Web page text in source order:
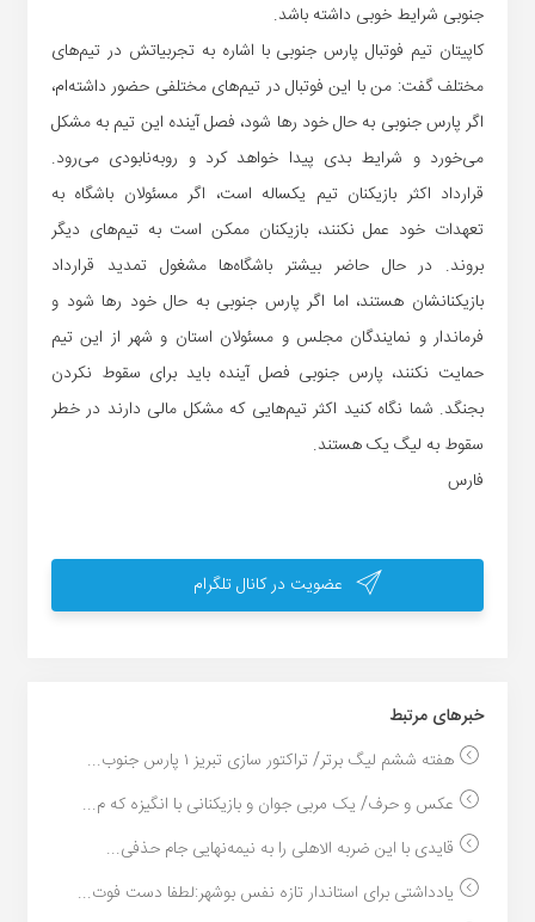
جنوبی شرایط خوبی داشته باشد.
کاپیتان تیم فوتبال پارس جنوبی با اشاره به تجربیاتش در تیم‌های
مختلف گفت: من با این فوتبال در تیم‌های مختلفی حضور داشته‌ام،
اگر پارس جنوبی به حال خود رها شود، فصل آینده این تیم به مشکل
می‌خورد و شرایط بدی پیدا خواهد کرد و روبه‌نابودی می‌رود.
قرارداد اکثر بازیکنان تیم یکساله است، اگر مسئولان باشگاه به
تعهدات خود عمل نکنند،‌ بازیکنان ممکن است به تیم‌های دیگر
بروند. در حال حاضر بیشتر باشگاه‌ها مشغول تمدید قرارداد
بازیکنانشان هستند، اما اگر پارس جنوبی به حال خود رها شود و
فرماندار و نمایندگان مجلس و مسئولان استان و شهر از این تیم
حمایت نکنند، پارس جنوبی فصل آینده باید برای سقوط نکردن
بجنگد. شما نگاه کنید اکثر تیم‌هایی که مشکل مالی دارند در خطر
سقوط به لیگ یک هستند.
فارس
عضویت در کانال تلگرام
خبر‌های مرتبط
هفته ششم لیگ برتر/ تراکتور سازی تبریز ۱ پارس جنوب...
عکس و حرف/ یک مربی جوان و بازیکنانی با انگیزه که م...
قایدی با این ضربه الاهلی را به نیمه‌نهایی جام حذفی...
یادداشتی برای استاندار تازه نفس بوشهر:لطفا دست فوت...